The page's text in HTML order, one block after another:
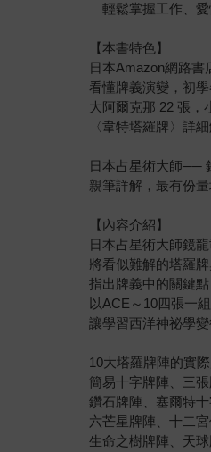
輕鬆掌握工作、愛
【本書特色】
日本Amazon網路書
看懂牌義演變，初
大阿爾克那 22 張，
〈韋特塔羅牌〉詳
日本占星術大師──
親筆詳解，最有份
【內容介紹】
日本占星術大師鏡
將看似難解的塔羅
指出牌義中的關鍵
以ACE～10四張一
讓學習西洋神祕學
10大塔羅牌陣的實際
簡易十字牌陣、三
鑽石牌陣、塞爾特
六芒星牌陣、十二
生命之樹牌陣、天